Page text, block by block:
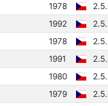
1978
1992
1978
1991
1980
1979